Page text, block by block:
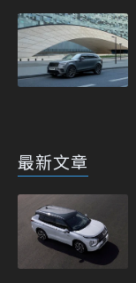
最新文章